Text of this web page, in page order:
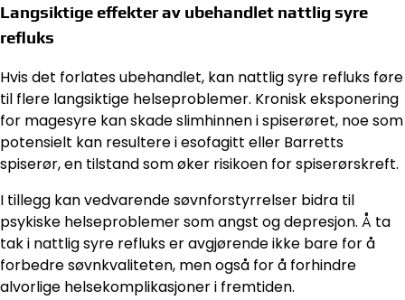
Langsiktige effekter av ubehandlet nattlig syre
refluks
Hvis det forlates ubehandlet, kan nattlig syre refluks føre
til flere langsiktige helseproblemer. Kronisk eksponering
for magesyre kan skade slimhinnen i spiserøret, noe som
potensielt kan resultere i esofagitt eller Barretts
spiserør, en tilstand som øker risikoen for spiserørskreft.
I tillegg kan vedvarende søvnforstyrrelser bidra til
psykiske helseproblemer som angst og depresjon. Å ta
tak i nattlig syre refluks er avgjørende ikke bare for å
forbedre søvnkvaliteten, men også for å forhindre
alvorlige helsekomplikasjoner i fremtiden.